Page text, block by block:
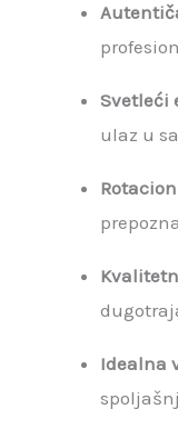
Svetleći
ulaz u
Idealna